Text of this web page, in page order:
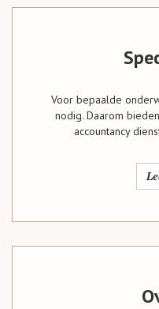
Voor bepaalde
nodig. Daarom
accountancy